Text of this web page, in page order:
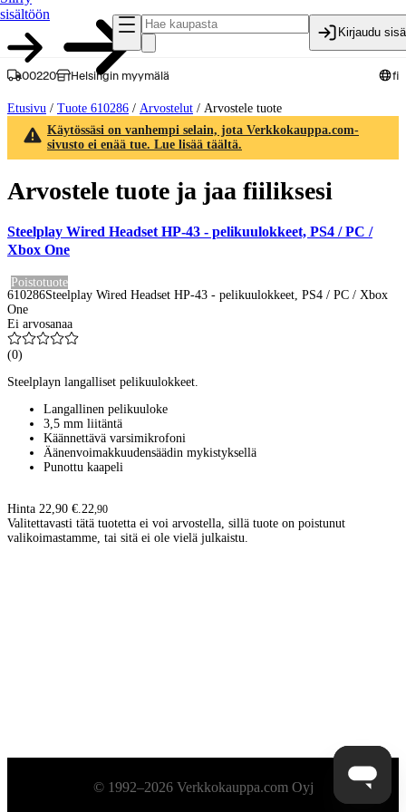
sisältöön
Kirjaudu
00220 Helsingin myymälä fi
Etusivu / Tuote 610286 / Arvostelut / Arvostele tuote
Käytössäsi on vanhempi selain, jota Verkkokauppa.com-
sivusto ei enää tue. Lue lisää täältä.
Arvostele tuote ja jaa fiiliksesi
Steelplay Wired Headset HP-43 - pelikuulokkeet, PS4 / PC /
Xbox One
Poistotuote
610286Steelplay Wired Headset HP-43 - pelikuulokkeet, PS4 / PC / Xbox
One
Ei arvosanaa
(0)
Steelplayn langalliset pelikuulokkeet.
Langallinen pelikuuloke
3,5 mm liitäntä
Käännettävä varsimikrofoni
Äänenvoimakkuudensäädin mykistyksellä
Punottu kaapeli
Hinta 22,90 €. 22,90
Valitettavasti tätä tuotetta ei voi arvostella, sillä tuote on poistunut
valikoimastamme, tai sitä ei ole vielä julkaistu.
Alatunniste© 1992–2026 Verkkokauppa.com Oyj